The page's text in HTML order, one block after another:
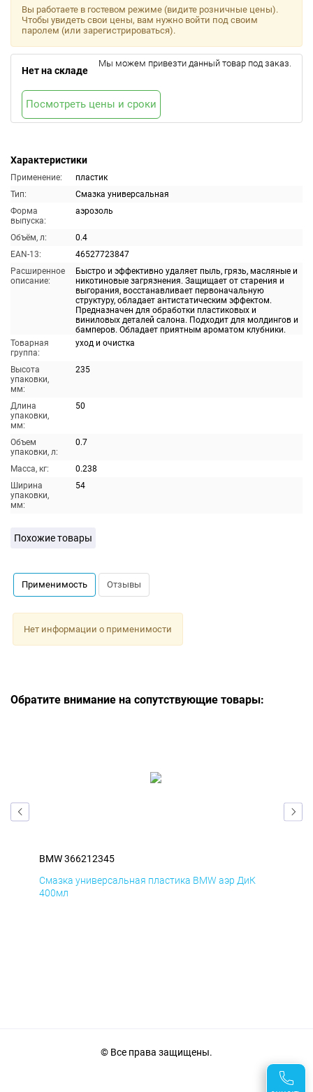
Характеристики
Применение:
пластик
Тип:
Смазка универсальная
Форма
выпуска:
аэрозоль
Объём, л:
0.4
EAN-13:
46527723847
Расширенное
описание:
Быстро и эффективно удаляет пыль, грязь, масляные и
никотиновые загрязнения. Защищает от старения и
выгорания, восстанавливает первоначальную
структуру, обладает антистатическим эффектом.
Предназначен для обработки пластиковых и
виниловых деталей салона. Подходит для молдингов и
бамперов. Обладает приятным ароматом клубники.
Товарная
группа:
уход и очистка
Высота
упаковки,
мм:
235
Длина
упаковки,
мм:
50
Объем
упаковки, л:
0.7
Масса, кг:
0.238
Ширина
упаковки,
мм:
54
Вы работаете в гостевом режиме (видите розничные цены).
Чтобы увидеть свои цены, вам нужно войти под своим
паролем (или зарегистрироваться).
Нет на складе
Мы можем привезти данный товар под заказ.
Посмотреть цены и сроки
Похожие товары
Применимость Отзывы
Нет информации о применимости
Обратите внимание на сопутствующие товары:
BMW 366212345
Смазка универсальная пластика BMW аэр ДиК
400мл
© Все права защищены.